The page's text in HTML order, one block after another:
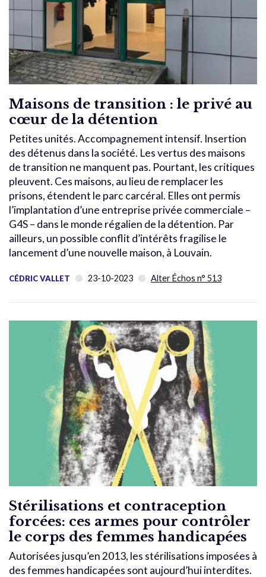
Maisons de transition : le privé au
cœur de la détention
Petites unités. Accompagnement intensif. Insertion
des détenus dans la société. Les vertus des maisons
de transition ne manquent pas. Pourtant, les critiques
pleuvent. Ces maisons, au lieu de remplacer les
prisons, étendent le parc carcéral. Elles ont permis
l’implantation d’une entreprise privée commerciale –
G4S – dans le monde régalien de la détention. Par
ailleurs, un possible conflit d’intérêts fragilise le
lancement d’une nouvelle maison, à Louvain.
CÉDRIC VALLET 23-10-2023 Alter Échos n° 513
Stérilisations et contraception
forcées: ces armes pour contrôler
le corps des femmes handicapées
Autorisées jusqu’en 2013, les stérilisations imposées à
des femmes handicapées sont aujourd’hui interdites.